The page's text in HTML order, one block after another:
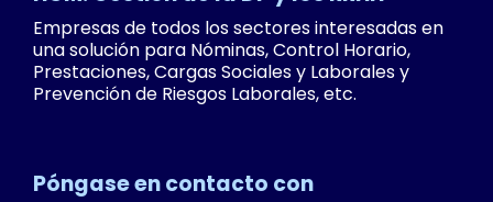
Empresas de todos los sectores interesadas en
una solución para Nóminas, Control Horario,
Prestaciones, Cargas Sociales y Laborales y
Prevención de Riesgos Laborales, etc.
Póngase en contacto con